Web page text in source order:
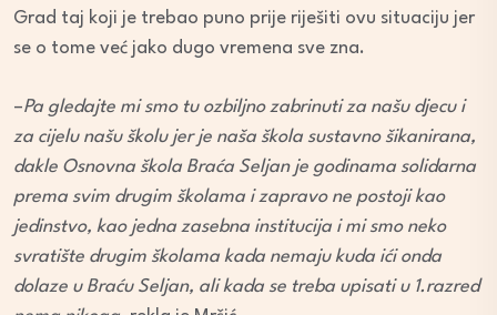
Grad taj koji je trebao puno prije riješiti ovu situaciju jer
se o tome već jako dugo vremena sve zna.
–Pa gledajte mi smo tu ozbiljno zabrinuti za našu djecu i
za cijelu našu školu jer je naša škola sustavno šikanirana,
dakle Osnovna škola Braća Seljan je godinama solidarna
prema svim drugim školama i zapravo ne postoji kao
jedinstvo, kao jedna zasebna institucija i mi smo neko
svratište drugim školama kada nemaju kuda ići onda
dolaze u Braću Seljan, ali kada se treba upisati u 1.razred